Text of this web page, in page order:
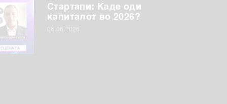
Стартапи: Каде оди
капиталот во 2026?